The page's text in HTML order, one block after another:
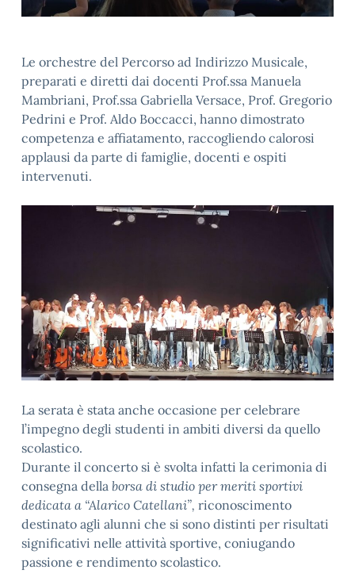
Le orchestre del Percorso ad Indirizzo Musicale,
preparati e diretti dai docenti Prof.ssa Manuela
Mambriani, Prof.ssa Gabriella Versace, Prof. Gregorio
Pedrini e Prof. Aldo Boccacci, hanno dimostrato
competenza e affiatamento, raccogliendo calorosi
applausi da parte di famiglie, docenti e ospiti
intervenuti.
La serata è stata anche occasione per celebrare
l’impegno degli studenti in ambiti diversi da quello
scolastico.
Durante il concerto si è svolta infatti la cerimonia di
consegna della borsa di studio per meriti sportivi
dedicata a “Alarico Catellani”, riconoscimento
destinato agli alunni che si sono distinti per risultati
significativi nelle attività sportive, coniugando
passione e rendimento scolastico.